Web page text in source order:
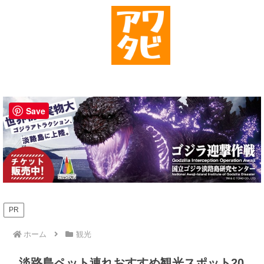
PR
ホーム 観光
Save